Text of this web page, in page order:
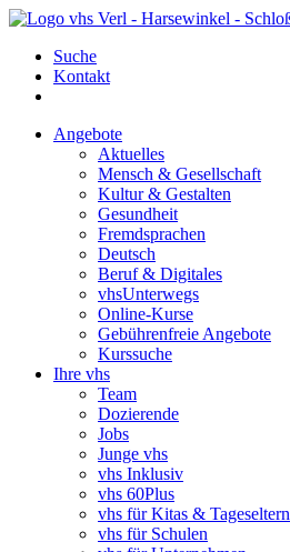
Suche
Kontakt
Angebote
Aktuelles
Mensch & Gesellschaft
Kultur & Gestalten
Gesundheit
Fremdsprachen
Deutsch
Beruf & Digitales
vhsUnterwegs
Online-Kurse
Gebührenfreie Angebote
Kurssuche
Ihre vhs
Team
Dozierende
Jobs
Junge vhs
vhs Inklusiv
vhs 60Plus
vhs für Kitas & Tageseltern
vhs für Schulen